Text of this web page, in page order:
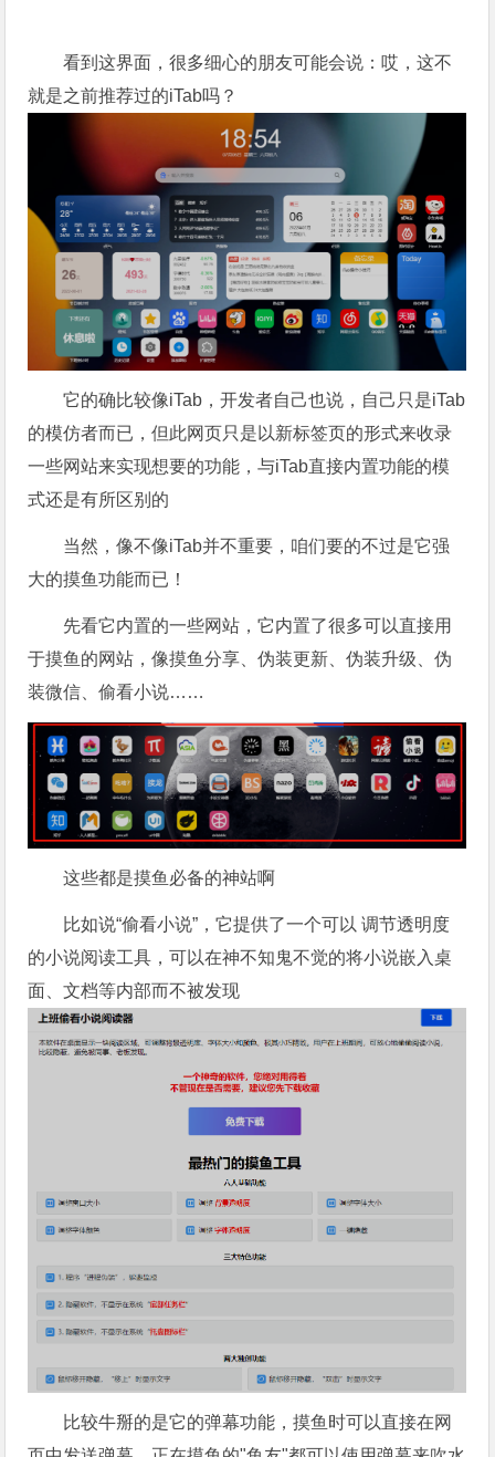
看到这界面，很多细心的朋友可能会说：哎，这不
就是之前推荐过的iTab吗？
它的确比较像iTab，开发者自己也说，自己只是iTab
的模仿者而已，但此网页只是以新标签页的形式来收录
一些网站来实现想要的功能，与iTab直接内置功能的模
式还是有所区别的
当然，像不像iTab并不重要，咱们要的不过是它强
大的摸鱼功能而已！
先看它内置的一些网站，它内置了很多可以直接用
于摸鱼的网站，像摸鱼分享、伪装更新、伪装升级、伪
装微信、偷看小说……
这些都是摸鱼必备的神站啊
比如说“偷看小说”，它提供了一个可以 调节透明度
的小说阅读工具，可以在神不知鬼不觉的将小说嵌入桌
面、文档等内部而不被发现
比较牛掰的是它的弹幕功能，摸鱼时可以直接在网